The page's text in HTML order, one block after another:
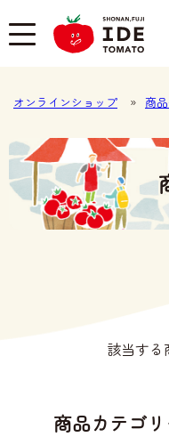
オンラインショップ » 商
該当する
商品カテゴリ